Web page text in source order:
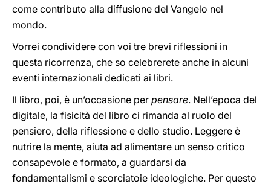
come contributo alla diffusione del Vangelo nel
mondo.
Vorrei condividere con voi tre brevi riflessioni in
questa ricorrenza, che so celebrerete anche in alcuni
eventi internazionali dedicati ai libri.
Il libro, poi, è un’occasione per pensare. Nell’epoca del
digitale, la fisicità del libro ci rimanda al ruolo del
pensiero, della riflessione e dello studio. Leggere è
nutrire la mente, aiuta ad alimentare un senso critico
consapevole e formato, a guardarsi da
fondamentalismi e scorciatoie ideologiche. Per questo